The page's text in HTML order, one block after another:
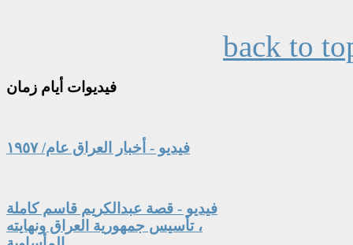
back to
فيديوات أيام زمان
فيديو - أخبار العراق عام/ ١٩٥٧
فيديو - قصة عبدالكريم قاسم كاملة
، تأسيس جمهورية العراق ونهايته